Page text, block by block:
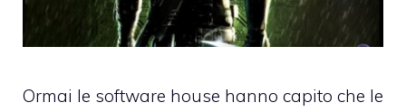
Ormai le software house hanno capito che le